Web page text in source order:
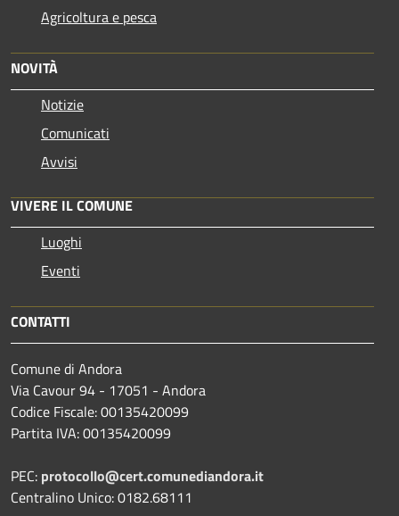
Agricoltura e pesca
NOVITÀ
Notizie
Comunicati
Avvisi
VIVERE IL COMUNE
Luoghi
Eventi
CONTATTI
Comune di Andora
Via Cavour 94 - 17051 - Andora
Codice Fiscale: 00135420099
Partita IVA: 00135420099
PEC: protocollo@cert.comunediandora.it
Centralino Unico: 0182.68111